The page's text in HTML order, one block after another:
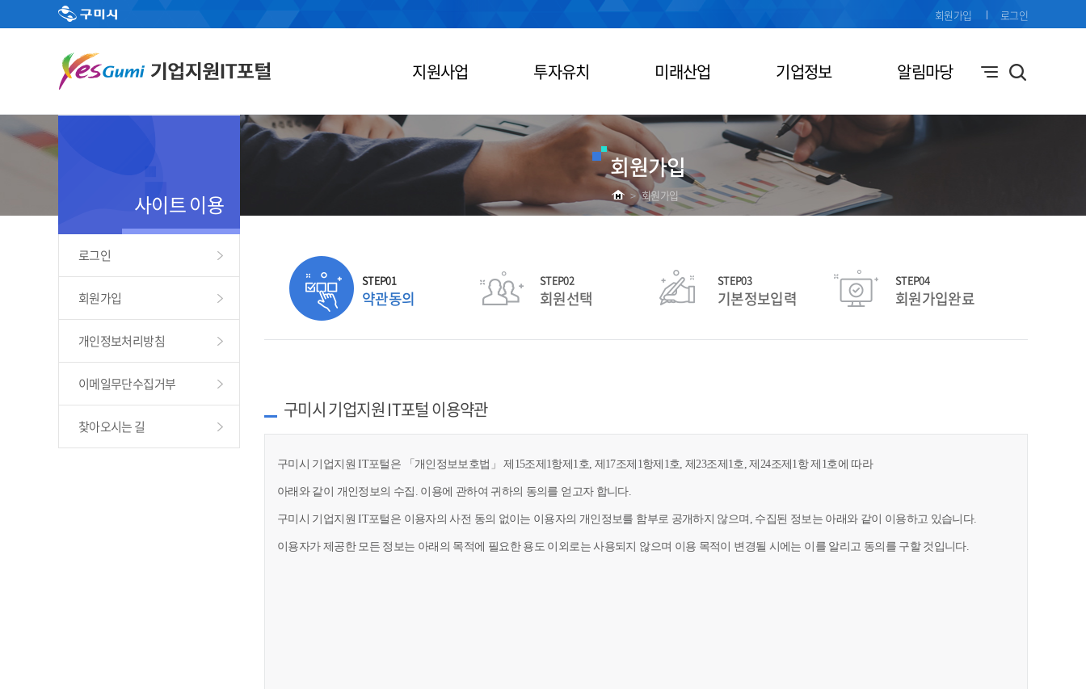
지원사업 투자유치 미래산업 기업정보 알림마당
회원가입 로그인
회원가입
> 회원가입
사이트 이용
로그인
회원가입
개인정보처리방침
이메일무단수집거부
찾아오시는 길
STEP01
약관동의
STEP02
회원선택
STEP03
기본정보입력
STEP04
회원가입완료
구미시 기업지원 IT포털 이용약관
구미시 기업지원 IT포털은 「개인정보보호법」 제15조제1항제1호, 제17조제1항제1호, 제23조제1호, 제24조제1항 제1호에 따라
아래와 같이 개인정보의 수집. 이용에 관하여 귀하의 동의를 얻고자 합니다.
구미시 기업지원 IT포털은 이용자의 사전 동의 없이는 이용자의 개인정보를 함부로 공개하지 않으며, 수집된 정보는 아래와 같이 이용하고 있습니다.
이용자가 제공한 모든 정보는 아래의 목적에 필요한 용도 이외로는 사용되지 않으며 이용 목적이 변경될 시에는 이를 알리고 동의를 구할 것입니다.